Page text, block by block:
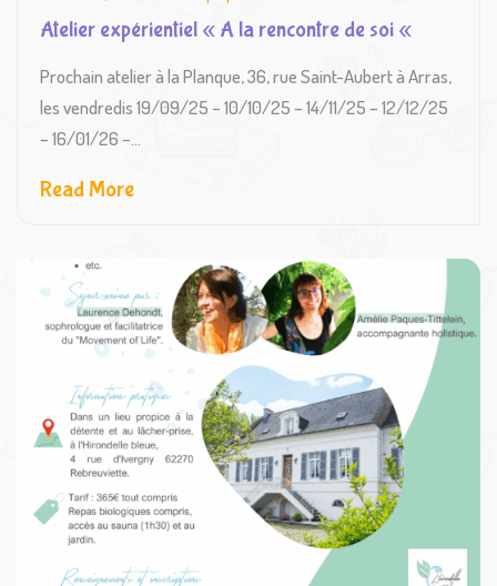
Atelier expérientiel « A la rencontre de soi «
Prochain atelier à la Planque, 36, rue Saint-Aubert à Arras,
les vendredis 19/09/25 – 10/10/25 – 14/11/25 – 12/12/25
– 16/01/26 –...
Read More